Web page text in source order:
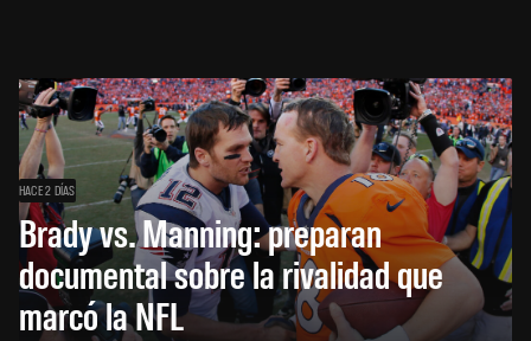
HACE 2 DÍAS
Brady vs. Manning: preparan
documental sobre la rivalidad que
marcó la NFL